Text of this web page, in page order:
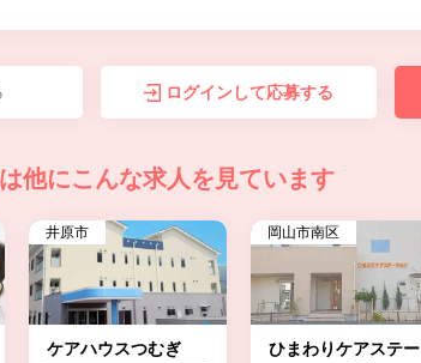
ログインして応募する
他にこんな求人を見ています
井原市
ケアハウスつむぎ
岡山市南区
ひまわりケアステー